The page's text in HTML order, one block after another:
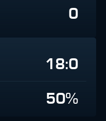
0
18:0
50%